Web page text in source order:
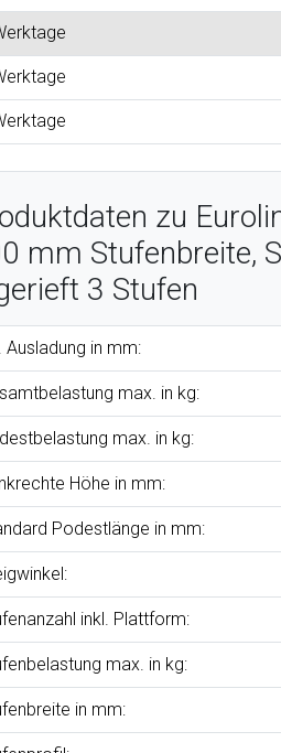
zu
mm Stufenbreite,
3 Stufen
Ausladung in mm:
max. in kg:
max. in kg:
Höhe in mm:
Podestlänge in mm:
inkl. Plattform:
max. in kg:
in mm: